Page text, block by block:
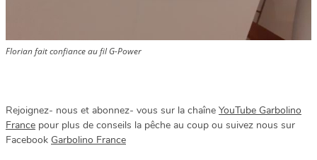
Florian fait confiance au fil G-Power
Rejoignez- nous et abonnez- vous sur la chaîne YouTube Garbolino
France pour plus de conseils la pêche au coup ou suivez nous sur
Facebook Garbolino France